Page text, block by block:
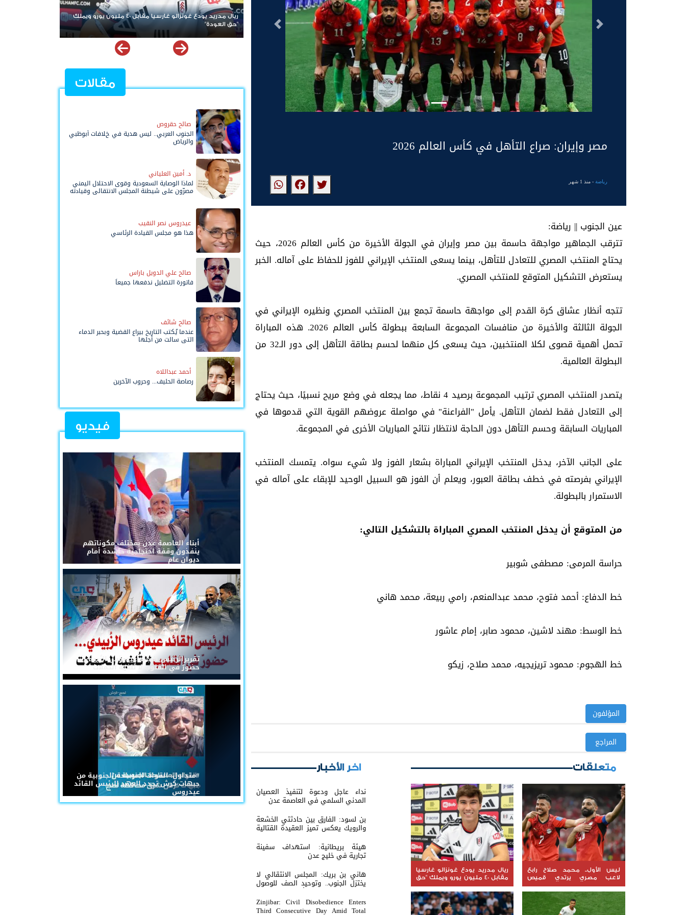
التالى السابق
مصر وإيران: صراع التأهل في كأس العالم 2026
رياضة- منذ 1 شهر
عين الجنوب || رياضة:
تترقب الجماهير مواجهة حاسمة بين مصر وإيران في الجولة الأخيرة من كأس العالم 2026، حيث
يحتاج المنتخب المصري للتعادل للتأهل، بينما يسعى المنتخب الإيراني للفوز للحفاظ على آماله. الخبر
يستعرض التشكيل المتوقع للمنتخب المصري.
تتجه أنظار عشاق كرة القدم إلى مواجهة حاسمة تجمع بين المنتخب المصري ونظيره الإيراني في
الجولة الثالثة والأخيرة من منافسات المجموعة السابعة ببطولة كأس العالم 2026. هذه المباراة
تحمل أهمية قصوى لكلا المنتخبين، حيث يسعى كل منهما لحسم بطاقة التأهل إلى دور الـ32 من
البطولة العالمية.
يتصدر المنتخب المصري ترتيب المجموعة برصيد 4 نقاط، مما يجعله في وضع مريح نسبيًا، حيث يحتاج
إلى التعادل فقط لضمان التأهل. يأمل "الفراعنة" في مواصلة عروضهم القوية التي قدموها في
المباريات السابقة وحسم التأهل دون الحاجة لانتظار نتائج المباريات الأخرى في المجموعة.
على الجانب الآخر، يدخل المنتخب الإيراني المباراة بشعار الفوز ولا شيء سواه. يتمسك المنتخب
الإيراني بفرصته في خطف بطاقة العبور، ويعلم أن الفوز هو السبيل الوحيد للإبقاء على آماله في
الاستمرار بالبطولة.
من المتوقع أن يدخل المنتخب المصري المباراة بالتشكيل التالي:
حراسة المرمى: مصطفى شوبير
خط الدفاع: أحمد فتوح، محمد عبدالمنعم، رامي ربيعة، محمد هاني
خط الوسط: مهند لاشين، محمود صابر، إمام عاشور
خط الهجوم: محمود تريزيجيه، محمد صلاح، زيكو
المؤلفون
المراجع
متعلقات
ليس الأول.. محمد صلاح رابع
لاعب مصري يرتدي قميص
طرابزون
ريال مدريد يودع غونزالو غارسيا
مقابل 40 مليون يورو ويملك "حق
العودة"
اخر الأخبار
نداء عاجل ودعوة لتنفيذ العصيان
المدني السلمي في العاصمة عدن
بن لسود: الفارق بين حادثتي الخشعة
والرويك يعكس تميز العقيدة القتالية
هيئة بريطانية: استهداف سفينة
تجارية في خليج عدن
هاني بن بريك: المجلس الانتقالي لا
يختزل الجنوب.. وتوحيد الصف للوصول
لاستعادة الدولة أولوية تفرضها
الحكمة
Zinjibar: Civil Disobedience Enters
Third Consecutive Day Amid Total
"حق العودة"
منافس إسباني يهدد طموح برشلونة في ضم عز الدين أوناحي
هل تتم الصفقة مقابل 10 ملايين يورو؟
مقالات
صالح حقروص
الجنوب العربي.. ليس هدية في خلافات أبوظبي
والرياض
د. أمين العلياني
لماذا الوصاية السعودية وقوى الاحتلال اليمني
مصرّون على شيطنة المجلس الانتقالي وقيادته
عيدروس نصر النقيب
هذا هو مجلس القيادة الرئاسي
صالح علي الدويل باراس
فاتورة التضليل ندفعها جميعاً
صالح شائف
عندما يُكتب التاريخ بيراع القضية وبحبر الدماء
التي سالت من أجلها
أحمد عبداللاه
رصاصة الحليف... وحروب الآخرين
فيديو
أبناء العاصمة عدن بمختلف مكوناتهم
ينفذون وقفة احتجاجية حاشدة أمام
ديوان عام
تقريرالرئيس القائد عيدروس الزُبيدي...
حضورٌ في القلوب لا تُلغيه الحملات
#متداول: القوات المسلحة الجنوبية من
جبهات كرش تجدد العهد للرئيس القائد
عيدروس